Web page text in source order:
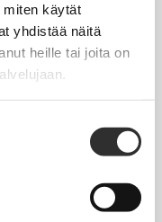
miten käytät
yhdistää näitä
heille tai joita on